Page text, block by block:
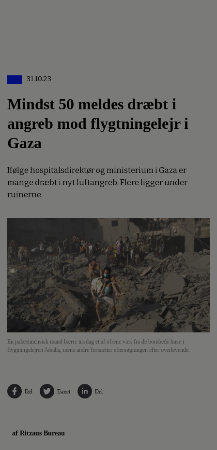
31.10.23
Mindst 50 meldes dræbt i
angreb mod flygtningelejr i
Gaza
Ifølge hospitalsdirektør og ministerium i Gaza er
mange dræbt i nyt luftangreb. Flere ligger under
ruinerne.
En palæstinensisk mand bærer tirsdag et af ofrene væk fra de bombede huse i
flygtningelejren Jabalia, mens andre fortsætter eftersøgningen efter overlevende.
Del Tweet Del
af Ritzaus Bureau